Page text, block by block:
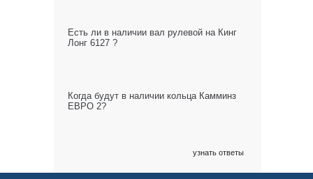
Есть ли в наличии вал рулевой на Кинг
Лонг 6127 ?
Когда будут в наличии кольца Камминз
ЕВРО 2?
узнать ответы